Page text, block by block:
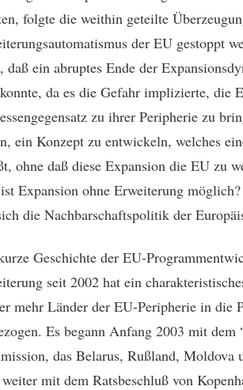
folgte die weithin geteilte
der EU gestoppt
daß ein abruptes Ende der
da es die Gefahr implizierte, die
zu ihrer Peripherie zu
ein Konzept zu entwickeln, welches
ohne daß diese Expansion die EU zu
Expansion ohne Erweiterung
die Nachbarschaftspolitik der
Geschichte der EU-
seit 2002 hat ein
mehr Länder der EU-Peripherie in die
Es begann Anfang 2003 mit
das Belarus, Rußland, Moldova
mit dem Ratsbeschluß von